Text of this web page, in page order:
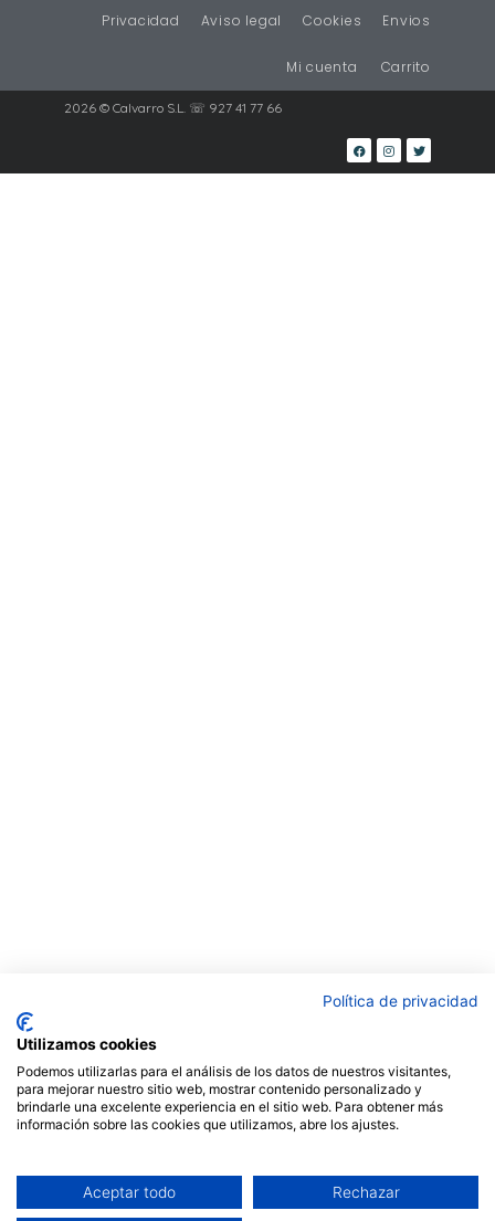
Privacidad Aviso legal Cookies Envios
Mi cuenta Carrito
2026 © Calvarro S.L. ☏ 927 41 77 66
Política de privacidad
Utilizamos cookies
Podemos utilizarlas para el análisis de los datos de nuestros visitantes,
para mejorar nuestro sitio web, mostrar contenido personalizado y
brindarle una excelente experiencia en el sitio web. Para obtener más
información sobre las cookies que utilizamos, abre los ajustes.
Aceptar todo Rechazar